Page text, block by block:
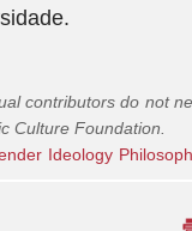
contributors do not
Culture Foundation.
Ideology